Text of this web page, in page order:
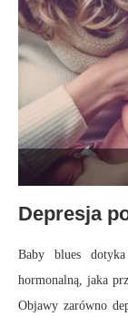
Depresja
Baby blues
hormonalną, jaka
Objawy zarówno